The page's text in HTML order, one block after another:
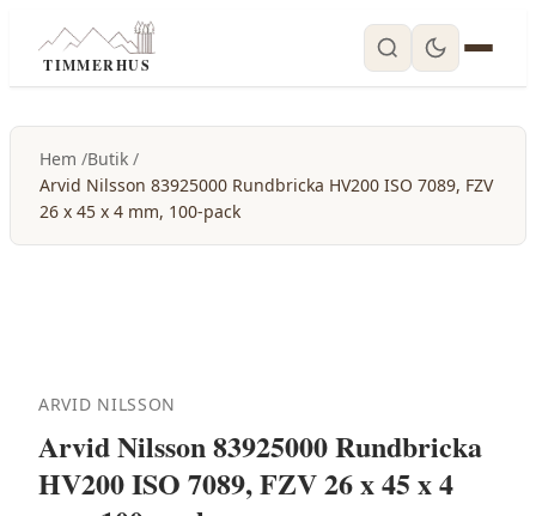
TIMMERHUS
Hem Butik
Arvid Nilsson 83925000 Rundbricka HV200 ISO 7089, FZV
26 x 45 x 4 mm, 100-pack
ARVID NILSSON
Arvid Nilsson 83925000 Rundbricka
HV200 ISO 7089, FZV 26 x 45 x 4